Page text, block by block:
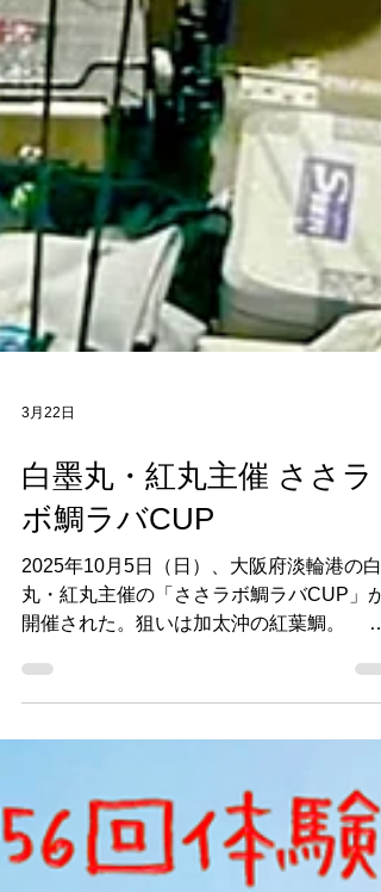
3月22日
2025年10月5日（日）、大阪府淡輪港の白
開催された。狙いは加太沖の紅葉鯛。 加
太といえば、和歌山県と大阪府との県境に
置し、古事記や日本書紀には神話の舞台と
て登場する歴史ある港町。万葉の時代から